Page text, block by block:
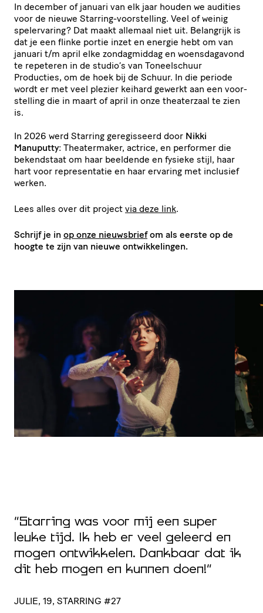
In december of januari van elk jaar houden we audities
voor de nieuwe Starring-voor­stel­ling. Veel of weinig
spel­er­va­ring? Dat maakt allemaal niet uit. Belangrijk is
dat je een flinke portie inzet en energie hebt om van
januari t/​m april elke zondag­middag en woens­dag­avond
te repeteren in de studio’s van Toneel­schuur
Producties, om de hoek bij de Schuur. In die periode
wordt er met veel plezier keihard gewerkt aan een voor­
stel­ling die in maart of april in onze theaterzaal te zien
is.
In 2026 werd Starring gere­gis­seerd door Nikki
Manuputty: Thea­ter­maker, actrice, en performer die
bekendstaat om haar beeldende en fysieke stijl, haar
hart voor repre­sen­tatie en haar ervaring met inclusief
werken.
Lees alles over dit project via deze link.
Schrijf je in op onze nieuwsbriefom als eerste op de
hoogte te zijn van nieuwe ontwikkelingen.
“Starring was voor mij een super
leuke tijd. Ik heb er veel geleerd en
mogen ontwikkelen. Dankbaar dat ik
dit heb mogen en kunnen doen!”
JULIE, 19, STARRING #27